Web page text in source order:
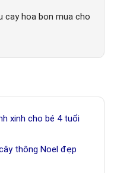
cay hoa bon mua cho
xinh cho bé 4 tuổi
thông Noel đẹp